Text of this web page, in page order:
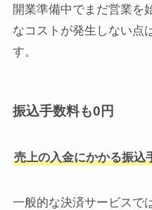
開業準備中でまだ営業を
なコストが発生しない点
す。
振込手数料も0円
売上の入金にかかる振込
一般的な決済サービスで